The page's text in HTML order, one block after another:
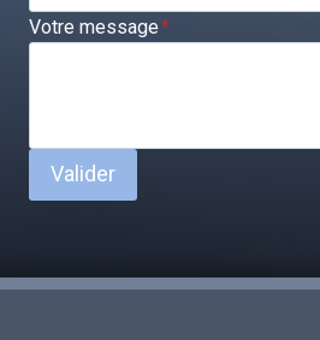
Votre message*
Valider